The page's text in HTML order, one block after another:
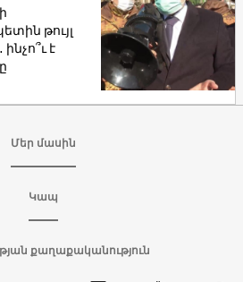
թույլ
է
Մեր մասին
Կապ
քաղաքականություն